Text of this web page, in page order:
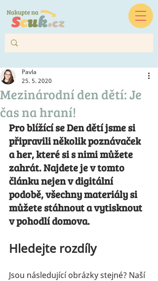
Mezinárodní den dětí: Je
čas na hraní!
Pavla
25. 5. 2020
Pro blížící se Den dětí jsme si
připravili několik poznávaček
a her, které si s nimi můžete
zahrát. Najdete je v tomto
článku nejen v digitální
podobě, všechny materiály si
můžete stáhnout a vytisknout
v pohodlí domova.
Hledejte rozdíly
Jsou následující obrázky stejné? Naší